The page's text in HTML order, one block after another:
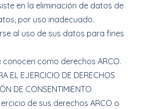
en la eliminación de datos de
por uso inadecuado.
al uso de sus datos para fines
como derechos ARCO.
EL EJERCICIO DE DERECHOS
DE CONSENTIMIENTO
de sus derechos ARCO o